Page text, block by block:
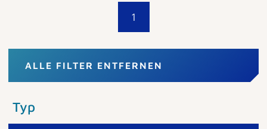
1
ALLE FILTER ENTFERNEN
Typ